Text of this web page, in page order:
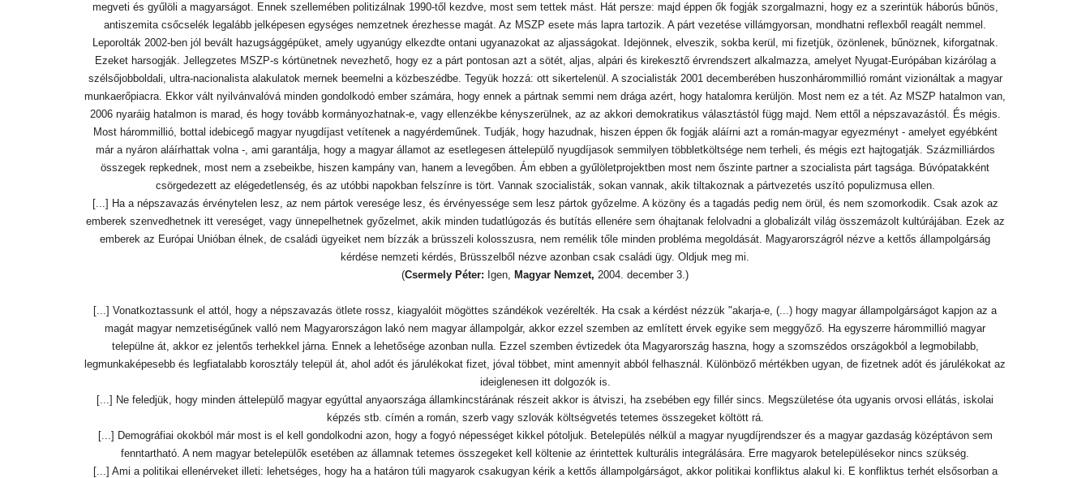
megveti és gyűlöli a magyarságot. Ennek szellemében politizálnak 1990-től kezdve, most sem tettek mást. Hát persze: majd éppen ők fogják szorgalmazni, hogy ez a szerintük háborús bűnös,
antiszemita csőcselék legalább jelképesen egységes nemzetnek érezhesse magát. Az MSZP esete más lapra tartozik. A párt vezetése villámgyorsan, mondhatni reflexből reagált nemmel.
Leporolták 2002-ben jól bevált hazugsággépüket, amely ugyanúgy elkezdte ontani ugyanazokat az aljasságokat. Idejönnek, elveszik, sokba kerül, mi fizetjük, özönlenek, bűnöznek, kiforgatnak.
Ezeket harsogják. Jellegzetes MSZP-s kórtünetnek nevezhető, hogy ez a párt pontosan azt a sötét, aljas, alpári és kirekesztő érvrendszert alkalmazza, amelyet Nyugat-Európában kizárólag a
szélsőjobboldali, ultra-nacionalista alakulatok mernek beemelni a közbeszédbe. Tegyük hozzá: ott sikertelenül. A szocialisták 2001 decemberében huszonhárommillió románt vizionáltak a magyar
munkaerőpiacra. Ekkor vált nyilvánvalóvá minden gondolkodó ember számára, hogy ennek a pártnak semmi nem drága azért, hogy hatalomra kerüljön. Most nem ez a tét. Az MSZP hatalmon van,
2006 nyaráig hatalmon is marad, és hogy tovább kormányozhatnak-e, vagy ellenzékbe kényszerülnek, az az akkori demokratikus választástól függ majd. Nem ettől a népszavazástól. És mégis.
Most hárommillió, bottal idebicegő magyar nyugdíjast vetítenek a nagyérdeműnek. Tudják, hogy hazudnak, hiszen éppen ők fogják aláírni azt a román-magyar egyezményt - amelyet egyébként
már a nyáron aláírhattak volna -, ami garantálja, hogy a magyar államot az esetlegesen áttelepülő nyugdíjasok semmilyen többletköltsége nem terheli, és mégis ezt hajtogatják. Százmilliárdos
összegek repkednek, most nem a zsebeikbe, hiszen kampány van, hanem a levegőben. Ám ebben a gyűlöletprojektben most nem őszinte partner a szocialista párt tagsága. Búvópatakként
csörgedezett az elégedetlenség, és az utóbbi napokban felszínre is tört. Vannak szocialisták, sokan vannak, akik tiltakoznak a pártvezetés uszító populizmusa ellen.
[...] Ha a népszavazás érvénytelen lesz, az nem pártok veresége lesz, és érvényessége sem lesz pártok győzelme. A közöny és a tagadás pedig nem örül, és nem szomorkodik. Csak azok az
emberek szenvedhetnek itt vereséget, vagy ünnepelhetnek győzelmet, akik minden tudatlúgozás és butítás ellenére sem óhajtanak felolvadni a globalizált világ összemázolt kultúrájában. Ezek az
emberek az Európai Unióban élnek, de családi ügyeiket nem bízzák a brüsszeli kolosszusra, nem remélik tőle minden probléma megoldását. Magyarországról nézve a kettős állampolgárság
kérdése nemzeti kérdés, Brüsszelből nézve azonban csak családi ügy. Oldjuk meg mi.
(Csermely Péter: Igen, Magyar Nemzet, 2004. december 3.)
[...] Vonatkoztassunk el attól, hogy a népszavazás ötlete rossz, kiagyalóit mögöttes szándékok vezérelték. Ha csak a kérdést nézzük "akarja-e, (...) hogy magyar állampolgárságot kapjon az a
magát magyar nemzetiségűnek valló nem Magyarországon lakó nem magyar állampolgár, akkor ezzel szemben az említett érvek egyike sem meggyőző. Ha egyszerre hárommillió magyar
települne át, akkor ez jelentős terhekkel járna. Ennek a lehetősége azonban nulla. Ezzel szemben évtizedek óta Magyarország haszna, hogy a szomszédos országokból a legmobilabb,
legmunkaképesebb és legfiatalabb korosztály települ át, ahol adót és járulékokat fizet, jóval többet, mint amennyit abból felhasznál. Különböző mértékben ugyan, de fizetnek adót és járulékokat az
ideiglenesen itt dolgozók is.
[...] Ne feledjük, hogy minden áttelepülő magyar egyúttal anyaországa államkincstárának részeit akkor is átviszi, ha zsebében egy fillér sincs. Megszületése óta ugyanis orvosi ellátás, iskolai
képzés stb. címén a román, szerb vagy szlovák költségvetés tetemes összegeket költött rá.
[...] Demográfiai okokból már most is el kell gondolkodni azon, hogy a fogyó népességet kikkel pótoljuk. Betelepülés nélkül a magyar nyugdíjrendszer és a magyar gazdaság középtávon sem
fenntartható. A nem magyar betelepülők esetében az államnak tetemes összegeket kell költenie az érintettek kulturális integrálására. Erre magyarok betelepülésekor nincs szükség.
[...] Ami a politikai ellenérveket illeti: lehetséges, hogy ha a határon túli magyarok csakugyan kérik a kettős állampolgárságot, akkor politikai konfliktus alakul ki. E konfliktus terhét elsősorban a